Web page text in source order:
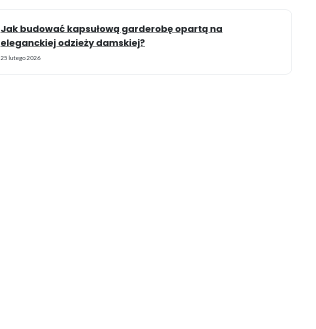
Jak budować kapsułową garderobę opartą na
eleganckiej odzieży damskiej?
25 lutego 2026